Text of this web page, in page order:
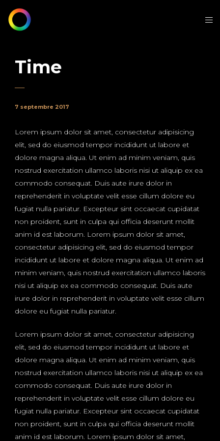
Time
7 septembre 2017
Lorem ipsum dolor sit amet, consectetur adipisicing
elit, sed do eiusmod tempor incididunt ut labore et
dolore magna aliqua. Ut enim ad minim veniam, quis
nostrud exercitation ullamco laboris nisi ut aliquip ex ea
commodo consequat. Duis aute irure dolor in
reprehenderit in voluptate velit esse cillum dolore eu
fugiat nulla pariatur. Excepteur sint occaecat cupidatat
non proident, sunt in culpa qui officia deserunt mollit
anim id est laborum. Lorem ipsum dolor sit amet,
consectetur adipisicing elit, sed do eiusmod tempor
incididunt ut labore et dolore magna aliqua. Ut enim ad
minim veniam, quis nostrud exercitation ullamco laboris
nisi ut aliquip ex ea commodo consequat. Duis aute
irure dolor in reprehenderit in voluptate velit esse cillum
dolore eu fugiat nulla pariatur.
Lorem ipsum dolor sit amet, consectetur adipisicing
elit, sed do eiusmod tempor incididunt ut labore et
dolore magna aliqua. Ut enim ad minim veniam, quis
nostrud exercitation ullamco laboris nisi ut aliquip ex ea
commodo consequat. Duis aute irure dolor in
reprehenderit in voluptate velit esse cillum dolore eu
fugiat nulla pariatur. Excepteur sint occaecat cupidatat
non proident, sunt in culpa qui officia deserunt mollit
anim id est laborum. Lorem ipsum dolor sit amet,